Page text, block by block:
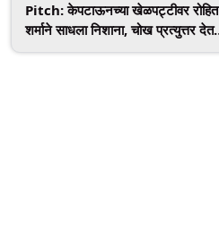
Pitch: केपटाऊनच्या खेळपट्टीवर रोहित
शर्माने साधला निशाना, चोख प्रत्युत्तर देत